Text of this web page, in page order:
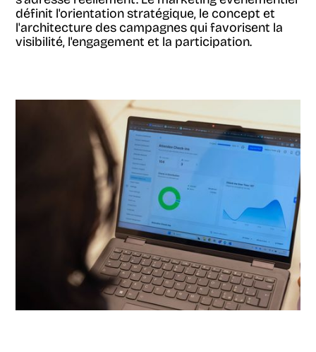
définit l'orientation stratégique, le concept et
l'architecture des campagnes qui favorisent la
visibilité, l'engagement et la participation.